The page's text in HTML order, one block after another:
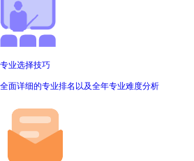
专业选择技巧
全面详细的专业排名以及全年专业难度分析